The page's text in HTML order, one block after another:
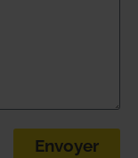
Envoyer